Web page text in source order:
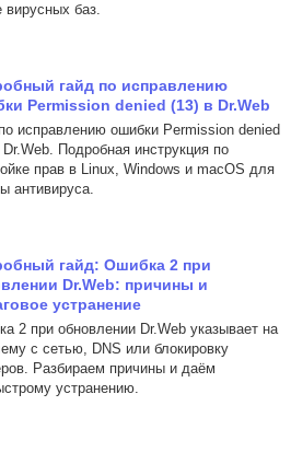
вирусных баз.
гайд по исправлению
Permission denied (13) в Dr.Web
исправлению ошибки Permission denied
Подробная инструкция по
прав в Linux, Windows и macOS для
антивируса.
гайд: Ошибка 2 при
Dr.Web: причины и
устранение
2 при обновлении Dr.Web указывает на
с сетью, DNS или блокировку
Разбираем причины и даём
устранению.